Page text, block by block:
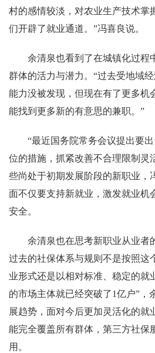
村的感情较淡，对农业生产技术掌
们开辟了就业通道。”冯喜良说。
余清泉也看到了在城镇化过程
群体的活力与潜力。“过去受地域
能力没被发现，但现在有了更多机
能找到更多新的有意思的兼职。”
“最近国务院常务会议提出要
位的措施，抓紧改善不合理限制灵
些尚处于初期发展阶段的新职业，
面不仅要支持新就业，激发就业机
安全。
余清泉也在思考新职业从业者
过去的社保体系与规则不是按照这
业形式还是以相对标准、稳定的就
的市场主体就已经突破了1亿户”，
展趋势，面对今后更加灵活化的就
能完全覆盖所有群体，第三方社保
用。